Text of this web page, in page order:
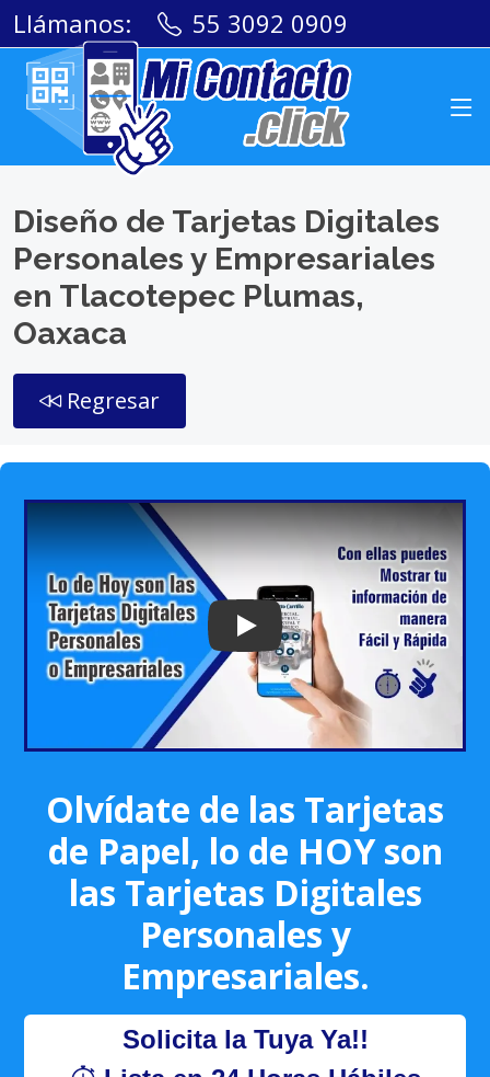
Llámanos: 55 3092 0909
Diseño de Tarjetas Digitales
Personales y Empresariales
en Tlacotepec Plumas,
Oaxaca
Regresar
Play: Keynote (Google I/O '18)
Olvídate de las Tarjetas
de Papel, lo de HOY son
las Tarjetas Digitales
Personales y
Empresariales.
Solicita la Tuya Ya!!